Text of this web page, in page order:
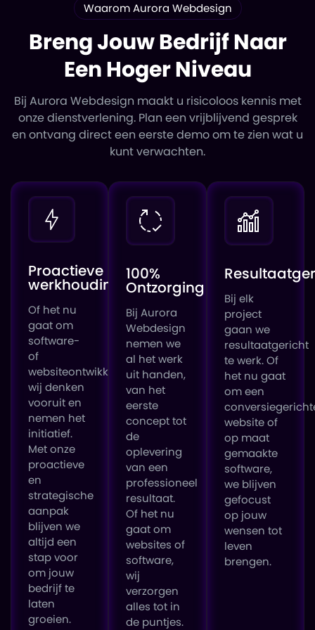
Waarom Aurora Webdesign
Breng Jouw Bedrijf Naar
Een Hoger Niveau
Bij Aurora Webdesign maakt u risicoloos kennis met
onze dienstverlening. Plan een vrijblijvend gesprek
en ontvang direct een eerste demo om te zien wat u
kunt verwachten.
Proactieve
werkhouding
Of het nu
gaat om
software-
of
websiteontwikkeling,
wij denken
vooruit en
nemen het
initiatief.
Met onze
proactieve
en
strategische
aanpak
blijven we
altijd een
stap voor
om jouw
bedrijf te
laten
groeien.
100%
Ontzorging
Bij Aurora
Webdesign
nemen we
al het werk
uit handen,
van het
eerste
concept tot
de
oplevering
van een
professioneel
resultaat.
Of het nu
gaat om
websites of
software,
wij
verzorgen
alles tot in
de puntjes.
Bij elk
project
gaan we
resultaatgericht
te werk. Of
het nu gaat
om een
website of
op maat
gemaakte
software,
we blijven
gefocust
op jouw
wensen tot
leven
brengen.